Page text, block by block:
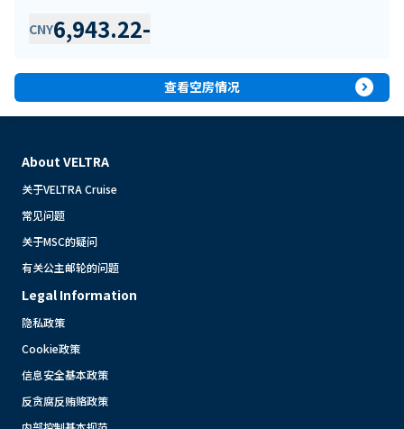
CNY6,943.22-
查看空房情况 expand_circle_right
About VELTRA
关于VELTRA Cruise
常见问题
关于MSC的疑问
有关公主邮轮的问题
Legal Information
隐私政策
Cookie政策
信息安全基本政策
反贪腐反贿赂政策